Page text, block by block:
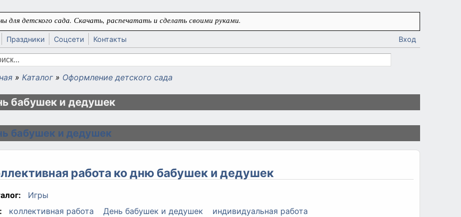
для детского сада. Скачать, распечатать и сделать своими руками.
Праздники Соцсети Контакты Вход
поиска
» Каталог » Оформление детского сада
бабушек и дедушек
бабушек и дедушек
работа ко дню бабушек и дедушек
Игры
коллективная работа День бабушек и дедушек индивидуальная работа